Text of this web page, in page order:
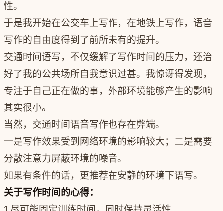
性。
于是我开始在公交车上写作，在地铁上写作，语音
写作的自由度得到了前所未有的提升。
交通时间语写，不仅缓解了写作时间的压力，还治
好了我的公共场所自我意识过甚。我惊讶得发现，
专注于自己正在做的事，外部环境能够产生的影响
其实很小。
当然，交通时间语音写作也存在弊端。
一是写作效果受到网络环境的影响较大； 二是需要
分散注意力屏蔽环境的噪音。
如果有条件的话，更推荐在安静的环境下语写。
关于写作时间的心得：